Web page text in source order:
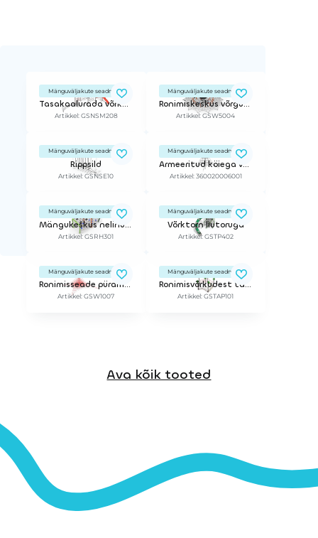
Mänguväljakute seadmed
Tasakaalurada võrkude ja liumäega
Artikkel: GSNSM208
Mänguväljakute seadmed
Ronimiskeskus võrguga
Artikkel: GSW5004
Mänguväljakute seadmed
Rippsild
Artikkel: GSNSE10
Mänguväljakute seadmed
Armeeritud köiega võrkpüramiid - 2,0 m
Artikkel: 360020006001
Mänguväljakute seadmed
Mängukeskus nelinurkne võrktunnel (3 kaart)
Artikkel: GSRH301
Mänguväljakute seadmed
Võrktorn liutoruga
Artikkel: GSTP402
Mänguväljakute seadmed
Ronimisseade püramiid 11,7m
Artikkel: GSW1007
Mänguväljakute seadmed
Ronimisvõrkudest takistusrada
Artikkel: GSTAP101
Ava kõik tooted